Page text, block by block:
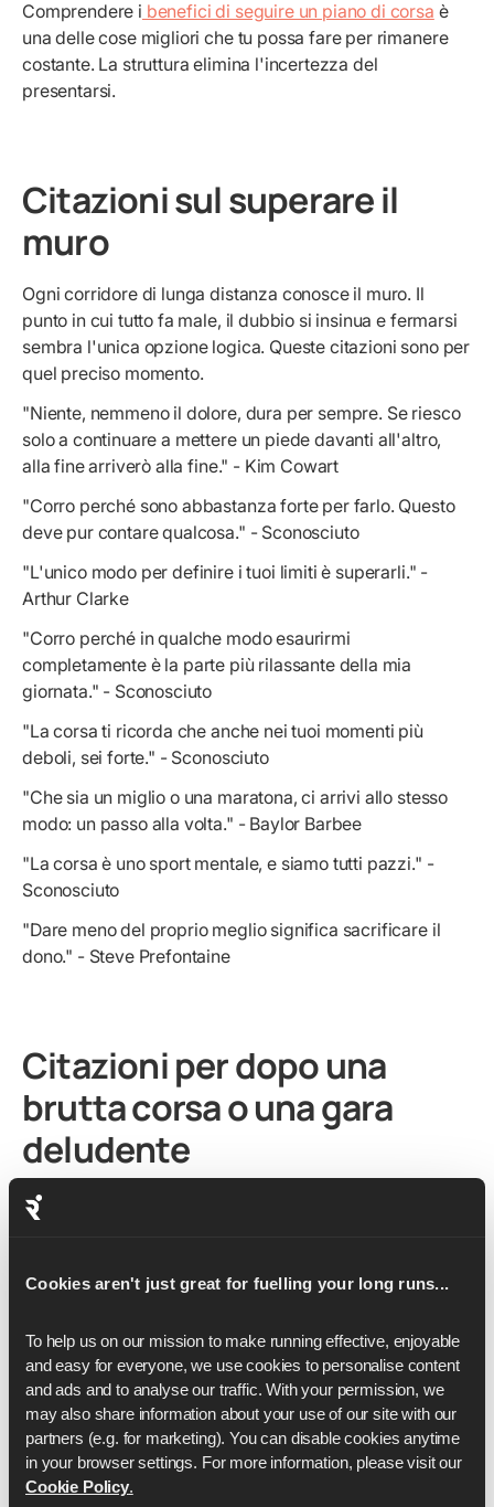
Cookies aren't just great for fuelling your long runs...
To help us on our mission to make running effective, enjoyable
and easy for everyone, we use cookies to personalise content
and ads and to analyse our traffic. With your permission, we
may also share information about your use of our site with our
partners (e.g. for marketing). You can disable cookies anytime
in your browser settings. For more information, please visit our
Cookie Policy.
Comprendere i benefici di seguire un piano di corsa è
una delle cose migliori che tu possa fare per rimanere
costante. La struttura elimina l'incertezza del
presentarsi.
Citazioni sul superare il
muro
Ogni corridore di lunga distanza conosce il muro. Il
punto in cui tutto fa male, il dubbio si insinua e fermarsi
sembra l'unica opzione logica. Queste citazioni sono per
quel preciso momento.
"Niente, nemmeno il dolore, dura per sempre. Se riesco
solo a continuare a mettere un piede davanti all'altro,
alla fine arriverò alla fine." - Kim Cowart
"Corro perché sono abbastanza forte per farlo. Questo
deve pur contare qualcosa." - Sconosciuto
"L'unico modo per definire i tuoi limiti è superarli." -
Arthur Clarke
"Corro perché in qualche modo esaurirmi
completamente è la parte più rilassante della mia
giornata." - Sconosciuto
"La corsa ti ricorda che anche nei tuoi momenti più
deboli, sei forte." - Sconosciuto
"Che sia un miglio o una maratona, ci arrivi allo stesso
modo: un passo alla volta." - Baylor Barbee
"La corsa è uno sport mentale, e siamo tutti pazzi." -
Sconosciuto
"Dare meno del proprio meglio significa sacrificare il
dono." - Steve Prefontaine
Citazioni per dopo una
brutta corsa o una gara
deludente
Non ogni corsa o gara va secondo i piani. Le giornate
"Tornare a correre dopo qualche settimana di pausa è
niente di male in una buona dose di umiltà." - Davina
McCall
"Ho imparato che non esiste il fallimento nella corsa, o
nella vita, finché continui a muoverti." - Amby Burfoot,
vincitore della Maratona di Boston del 1968